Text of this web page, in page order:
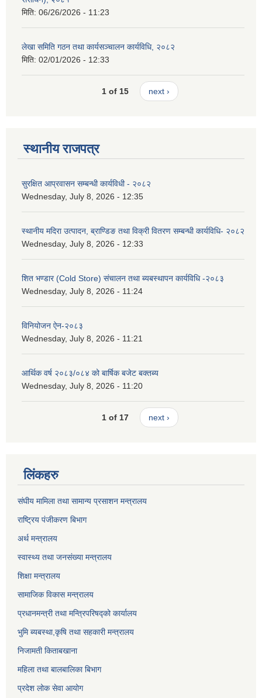
मिति: 06/26/2026 - 11:23
लेखा समिति गठन तथा कार्यसञ्चालन कार्यविधि, २०८२
मिति: 02/01/2026 - 12:33
1 of 15 next ›
स्थानीय राजपत्र
सुरक्षित आप्रवासन सम्बन्धी कार्यविधी - २०८२
Wednesday, July 8, 2026 - 12:35
स्थानीय मदिरा उत्पादन, ब्राण्डिङ तथा विक्री वितरण सम्बन्धी कार्यविधि- २०८२
Wednesday, July 8, 2026 - 12:33
शित भण्डार (Cold Store) संचालन तथा ब्यबस्थापन कार्यविधि -२०८३
Wednesday, July 8, 2026 - 11:24
विनियोजन ऐन-२०८३
Wednesday, July 8, 2026 - 11:21
आर्थिक वर्ष २०८३/०८४ को बार्षिक बजेट बक्तब्य
Wednesday, July 8, 2026 - 11:20
1 of 17 next ›
लिंकहरु
संघीय मामिला तथा सामान्य प्रसाशन मन्त्रालय
राष्ट्रिय पंजीकरण बिभाग
अर्थ मन्त्रालय
स्वास्थ्य तथा जनसंख्या मन्त्रालय
शिक्षा मन्त्रालय
सामाजिक विकास मन्त्रालय
प्रधानमन्त्री तथा मन्त्रिपरिषद्को कार्यालय
भुमि ब्यबस्था,कृषि तथा सहकारी मन्त्रालय
निजामती किताबखाना
महिला तथा बालबालिका बिभाग
प्रदेश लोक सेवा आयोग